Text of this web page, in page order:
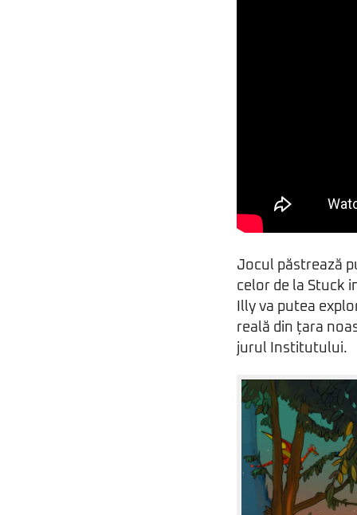
Jocul păstrează
celor de la Stuck
Illy va putea
reală din țara
jurul Institutului.